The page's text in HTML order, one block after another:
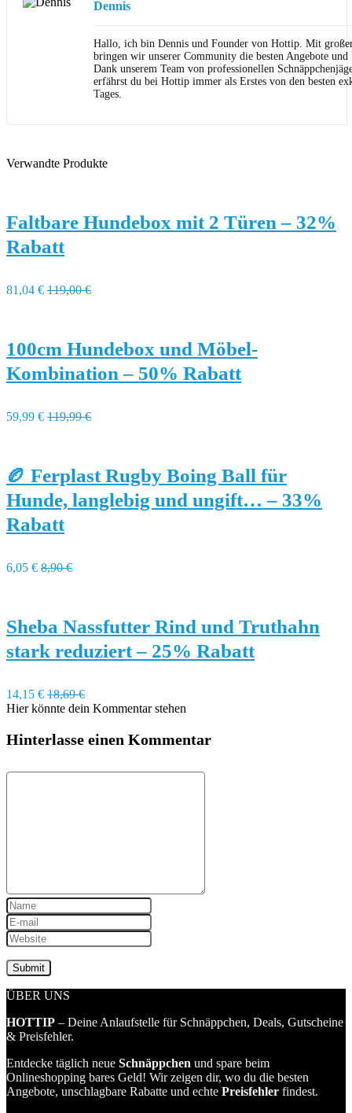
Dennis
Hallo, ich bin Dennis und Founder von Hottip. Mit
bringen wir unserer Community die besten Angebote und
Dank unserem Team von professionellen
erfährst du bei Hottip immer als Erstes von den besten
Tages.
Verwandte Produkte
Faltbare Hundebox mit 2 Türen – 32%
Rabatt
81,04 € 119,00 €
100cm Hundebox und Möbel-
Kombination – 50% Rabatt
59,99 € 119,99 €
🏉 Ferplast Rugby Boing Ball für
Hunde, langlebig und ungift… – 33%
Rabatt
6,05 € 8,90 €
Sheba Nassfutter Rind und Truthahn
stark reduziert – 25% Rabatt
14,15 € 18,69 €
Hier könnte dein Kommentar stehen
Hinterlasse einen Kommentar
ÜBER UNS
HOTTIP – Deine Anlaufstelle für Schnäppchen, Deals, Gutscheine
& Preisfehler.
Entdecke täglich neue Schnäppchen und spare beim
Onlineshopping bares Geld! Wir zeigen dir, wo du die besten
Angebote, unschlagbare Rabatte und echte Preisfehler findest.